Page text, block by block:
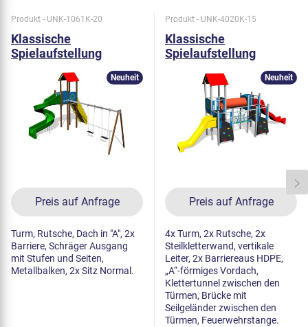
Produkt - UNK-1061K-20
Klassische
Spielaufstellung
UNK1061K - metall
Preis auf Anfrage
Neuheit
Turm, Rutsche, Dach in "A", 2x
Barriere, Schräger Ausgang
mit Stufen und Seiten,
Metallbalken, 2x Sitz Normal.
Produkt - UNK-4020K-15
Klassische
Spielaufstellung
UNK4020K - metall
Preis auf Anfrage
Neuheit
4x Turm, 2x Rutsche, 2x
Steilkletterwand, vertikale
Leiter, 2x Barriereaus HDPE,
„A“-förmiges Vordach,
Klettertunnel zwischen den
Türmen, Brücke mit
Seilgeländer zwischen den
Türmen, Feuerwehrstange.